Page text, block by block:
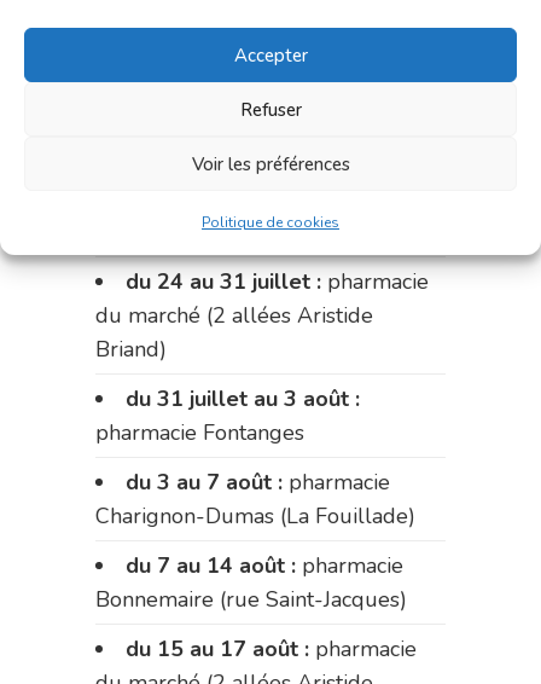
Accepter
Refuser
Voir les préférences
Politique de cookies
du 17 au 20 juillet :pharmacie
Carnus (rue Marcellin-Fabre)
Le 20 juillet :pharmacie
Charignon-Dumas (La Fouillade)
Palobart (Laguépie)
du 24 au 31 juillet : pharmacie
du marché (2 allées Aristide
Briand)
du 31 juillet au 3 août :
pharmacie Fontanges
du 3 au 7 août : pharmacie
Charignon-Dumas (La Fouillade)
du 7 au 14 août : pharmacie
Bonnemaire (rue Saint-Jacques)
du 15 au 17 août : pharmacie